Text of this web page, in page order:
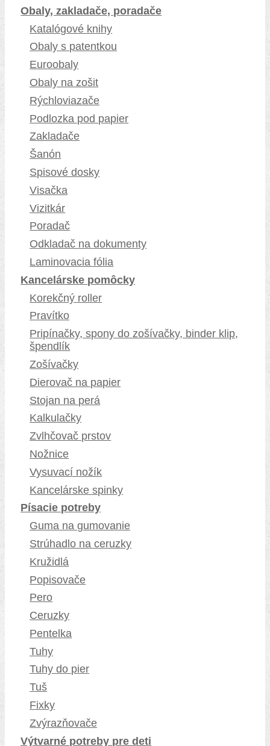
Obaly, zakladače, poradače
Katalógové knihy
Obaly s patentkou
Euroobaly
Obaly na zošit
Rýchloviazače
Podlozka pod papier
Zakladače
Šanón
Spisové dosky
Visačka
Vizitkár
Poradač
Odkladač na dokumenty
Laminovacia fólia
Kancelárske pomôcky
Korekčný roller
Pravítko
Pripínačky, spony do zošívačky, binder klip,
špendlík
Zošívačky
Dierovač na papier
Stojan na perá
Kalkulačky
Zvlhčovač prstov
Nožnice
Vysuvací nožík
Kancelárske spinky
Písacie potreby
Guma na gumovanie
Strúhadlo na ceruzky
Kružidlá
Popisovače
Pero
Ceruzky
Pentelka
Tuhy
Tuhy do pier
Tuš
Fixky
Zvýrazňovače
Výtvarné potreby pre deti